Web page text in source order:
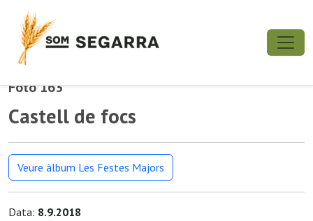
Foto 163
Castell de focs
Veure àlbum Les Festes Majors
Data: 8.9.2018